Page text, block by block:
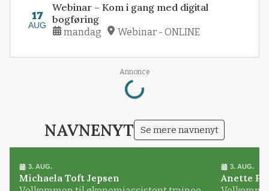
17
AUG
Webinar – Kom i gang med digital
bogføring
mandag Webinar - ONLINE
Annonce
Loading...
NAVNENYT Se mere navnenyt
3. AUG.
Michaela Toft Jepsen
3. AUG.
Anette